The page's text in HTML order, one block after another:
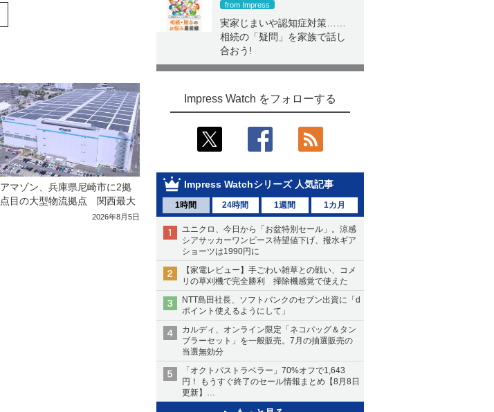
from Impress
実家じまいや認知症対策……
相続の「疑問」を家族で話し
合おう!
Impress Watch をフォローする
Impress Watchシリーズ 人気記事
1時間 24時間 1週間 1カ月
ユニクロ、今日から「お盆特別セール」。涼感
シアサッカーワンピース待望値下げ、撥水ギア
ショーツは1990円に
【家電レビュー】手ごわい雑草との戦い、コメ
リの草刈機で完全勝利 掃除機感覚で使えた
NTT島田社長、ソフトバンクのセブン出資に「d
ポイント使えるようにして」
カルディ、オンライン限定「ネコバッグ＆タン
ブラーセット」を一般販売。7月の抽選販売の
当選無効分
「オクトパストラベラー」70%オフで1,643
円！ もうすぐ終了のセール情報まとめ【8月8日
更新】
ニンテンドーeショップでは「大神 絶景版」が
アマゾン、兵庫県尼崎市に2拠
点目の大型物流拠点 関西最大
2026年8月5日